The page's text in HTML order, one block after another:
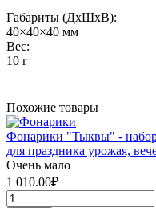
Габариты (ДхШхВ):
40×40×40 мм
Вес:
10 г
Похожие товары
Фонарики "Тыквы" - набор
для праздника урожая,
Очень мало
1 010.00₽